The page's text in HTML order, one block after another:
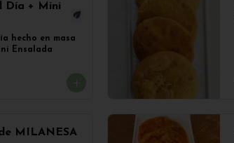
Día + Mini
hecho en masa
Ensalada
MILANESA